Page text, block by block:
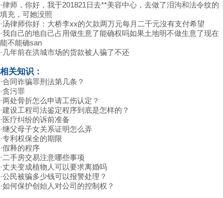
·律师，你好，我于201821日去**美容中心，去做了泪沟和法令纹的
填充，可她没照
·汤律师你好：大桥李xx的欠款两万元每月二千元沒有支付希望
·我自己的地自己占用做生意了能确权吗如果土地明不做生意了现在
能不能确san
· 几年前在洪城市场的货款被人骗了不还
相关知识：
·合同诈骗罪刑法第几条？
·贪污罪
·两处骨折怎么申请工伤认定？
·建设工程司法鉴定程序到底是怎样的？
·医疗纠纷的诉前准备
·继父母子女关系证明怎么弄
·专利权保全的期限
·假释的程序
·二手房交易注意哪些事项
·丈夫变成植物人可以要求离婚吗
·公民被骗多少钱可以报警处理？
·如何保护创始人对公司的控制权？